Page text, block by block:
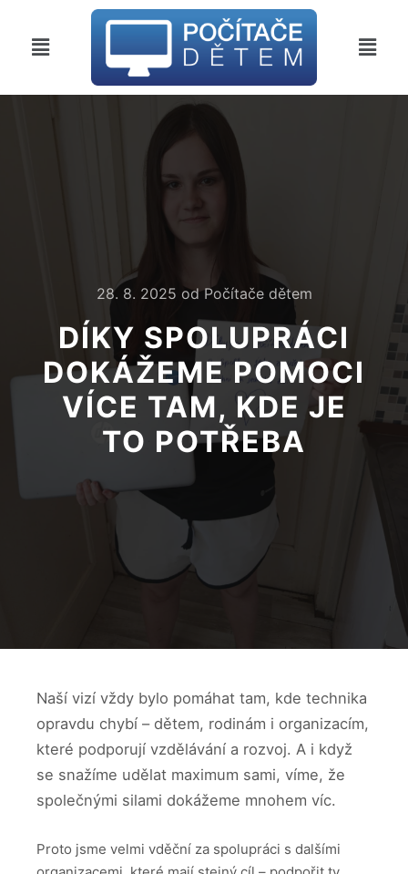
28. 8. 2025 odPočítače dětem
DÍKY SPOLUPRÁCI
DOKÁŽEME POMOCI
VÍCE TAM, KDE JE
TO POTŘEBA
Naší vizí vždy bylo pomáhat tam, kde technika
opravdu chybí – dětem, rodinám i organizacím,
které podporují vzdělávání a rozvoj. A i když
se snažíme udělat maximum sami, víme, že
společnými silami dokážeme mnohem víc.
Proto jsme velmi vděční za spolupráci s dalšími